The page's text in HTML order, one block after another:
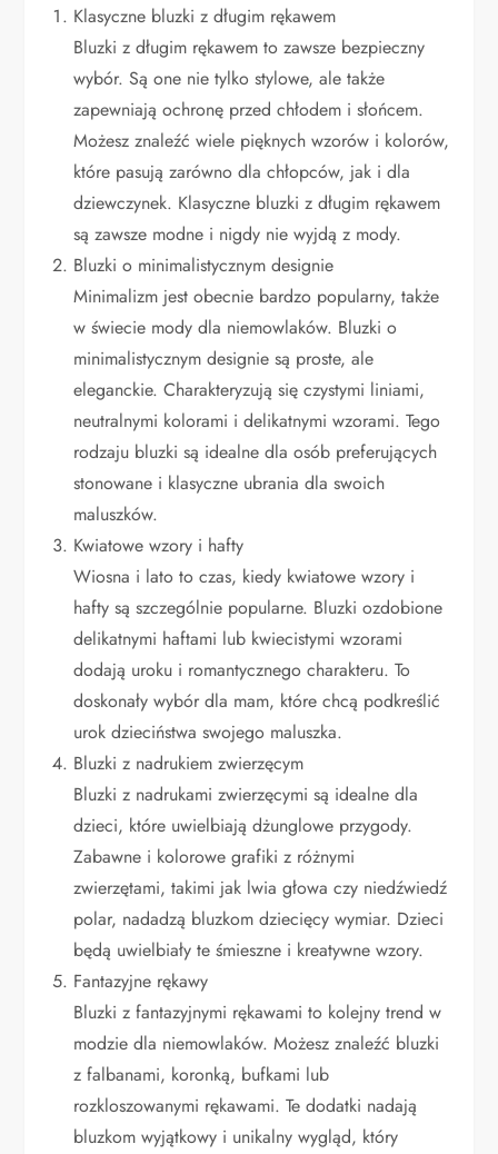
Klasyczne bluzki z długim rękawem
Bluzki z długim rękawem to zawsze bezpieczny
wybór. Są one nie tylko stylowe, ale także
zapewniają ochronę przed chłodem i słońcem.
Możesz znaleźć wiele pięknych wzorów i kolorów,
które pasują zarówno dla chłopców, jak i dla
dziewczynek. Klasyczne bluzki z długim rękawem
są zawsze modne i nigdy nie wyjdą z mody.
Bluzki o minimalistycznym designie
Minimalizm jest obecnie bardzo popularny, także
w świecie mody dla niemowlaków. Bluzki o
minimalistycznym designie są proste, ale
eleganckie. Charakteryzują się czystymi liniami,
neutralnymi kolorami i delikatnymi wzorami. Tego
rodzaju bluzki są idealne dla osób preferujących
stonowane i klasyczne ubrania dla swoich
maluszków.
Kwiatowe wzory i hafty
Wiosna i lato to czas, kiedy kwiatowe wzory i
hafty są szczególnie popularne. Bluzki ozdobione
delikatnymi haftami lub kwiecistymi wzorami
dodają uroku i romantycznego charakteru. To
doskonały wybór dla mam, które chcą podkreślić
urok dzieciństwa swojego maluszka.
Bluzki z nadrukiem zwierzęcym
Bluzki z nadrukami zwierzęcymi są idealne dla
dzieci, które uwielbiają dżunglowe przygody.
Zabawne i kolorowe grafiki z różnymi
zwierzętami, takimi jak lwia głowa czy niedźwiedź
polar, nadadzą bluzkom dziecięcy wymiar. Dzieci
będą uwielbiały te śmieszne i kreatywne wzory.
Fantazyjne rękawy
Bluzki z fantazyjnymi rękawami to kolejny trend w
modzie dla niemowlaków. Możesz znaleźć bluzki
z falbanami, koronką, bufkami lub
rozkloszowanymi rękawami. Te dodatki nadają
bluzkom wyjątkowy i unikalny wygląd, który